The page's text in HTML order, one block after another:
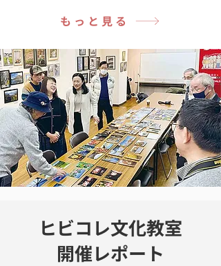
もっと見る
ヒビコレ文化教室
開催レポート